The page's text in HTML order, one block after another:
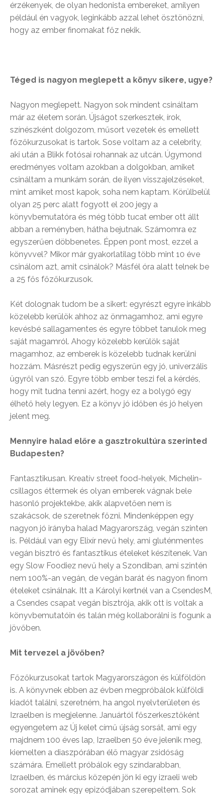
érzékenyek, de olyan hedonista embereket, amilyen
például én vagyok, leginkább azzal lehet ösztönözni,
hogy az ember finomakat főz nekik.
Téged is nagyon meglepett a könyv sikere, ugye?
Nagyon meglepett. Nagyon sok mindent csináltam
már az életem során. Újságot szerkesztek, írok,
színészként dolgozom, műsort vezetek és emellett
főzőkurzusokat is tartok. Sose voltam az a celebrity,
aki után a Blikk fotósai rohannak az utcán. Úgymond
eredményes voltam azokban a dolgokban, amiket
csináltam a munkám során, de ilyen visszajelzéseket,
mint amiket most kapok, soha nem kaptam. Körülbelül
olyan 25 perc alatt fogyott el 200 jegy a
könyvbemutatóra és még több tucat ember ott állt
abban a reményben, hátha bejutnak. Számomra ez
egyszerűen döbbenetes. Éppen pont most, ezzel a
könyvvel? Mikor már gyakorlatilag több mint 10 éve
csinálom azt, amit csinálok? Másfél óra alatt telnek be
a 25 fős főzőkurzusok.
Két dolognak tudom be a sikert: egyrészt egyre inkább
közelebb kerülök ahhoz az önmagamhoz, ami egyre
kevésbé sallagamentes és egyre többet tanulok meg
saját magamról. Ahogy közelebb kerülök saját
magamhoz, az emberek is közelebb tudnak kerülni
hozzám. Másrészt pedig egyszerűn egy jó, univerzális
ügyről van szó. Egyre több ember teszi fel a kérdés,
hogy mit tudna tenni azért, hogy ez a bolygó egy
élhető hely legyen. Ez a könyv jó időben és jó helyen
jelent meg.
Mennyire halad előre a gasztrokultúra szerinted
Budapesten?
Fantasztikusan. Kreatív street food-helyek, Michelin-
csillagos éttermek és olyan emberek vágnak bele
hasonló projektekbe, akik alapvetően nem is
szakácsok, de szeretnek főzni. Mindenképpen egy
nagyon jó irányba halad Magyarország, vegán szinten
is. Például van egy Elixír nevű hely, ami gluténmentes
vegán bisztró és fantasztikus ételeket készítenek. Van
egy Slow Foodiez nevű hely a Szondiban, ami szintén
nem 100%-an vegán, de vegán barát és nagyon finom
ételeket csinálnak. Itt a Károlyi kertnél van a CsendesM,
a Csendes csapat vegán bisztrója, akik ott is voltak a
könyvbemutatóin és talán még kollaborálni is fogunk a
jövőben.
Mit tervezel a jövőben?
Főzőkurzusokat tartok Magyarországon és külföldön
is. A könyvnek ebben az évben megpróbálok külföldi
kiadót találni, szeretném, ha angol nyelvterületen és
Izraelben is megjelenne. Januártól főszerkesztőként
egyengetem az Új kelet című újság sorsát, ami egy
majdnem 100 éves lap, Izraelben 50 éve jelenik meg,
kiemelten a diaszpórában élő magyar zsidóság
számára. Emellett próbálok egy színdarabban,
Izraelben, és március közepén jön ki egy izraeli web
sorozat aminek egy epizódjában szerepeltem. Sok